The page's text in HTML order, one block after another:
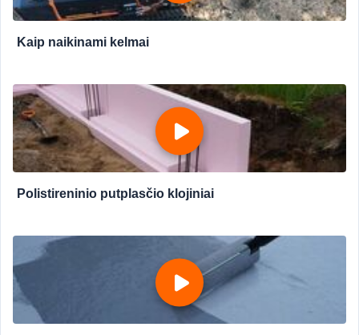
Kaip naikinami kelmai
Polistireninio putplasčio klojiniai